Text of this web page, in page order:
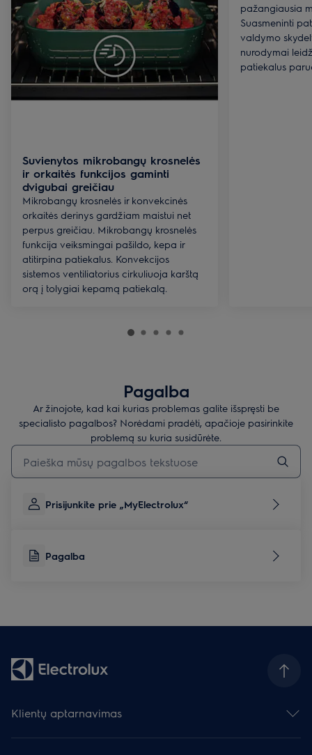
Suvienytos mikrobangų krosnelės
ir orkaitės funkcijos gaminti
dvigubai greičiau
Mikrobangų krosnelės ir konvekcinės
orkaitės derinys gardžiam maistui net
perpus greičiau. Mikrobangų krosnelės
funkcija veiksmingai pašildo, kepa ir
atitirpina patiekalus. Konvekcijos
sistemos ventiliatorius cirkuliuoja karštą
orą į tolygiai kepamą patiekalą.
pažangiausia
Suasmeninti
valdymo
nurodymai
patiekalus
Pagalba
Ar žinojote, kad kai kurias problemas galite išspręsti be
specialisto pagalbos? Norėdami pradėti, apačioje pasirinkite
problemą su kuria susidūrėte.
Įveskite tekstą, jei norite ieškoti pagalbinių straipsnių
Prisijunkite prie „MyElectrolux“
Pagalba
Klientų aptarnavimas